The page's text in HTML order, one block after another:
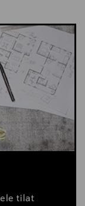
tilat